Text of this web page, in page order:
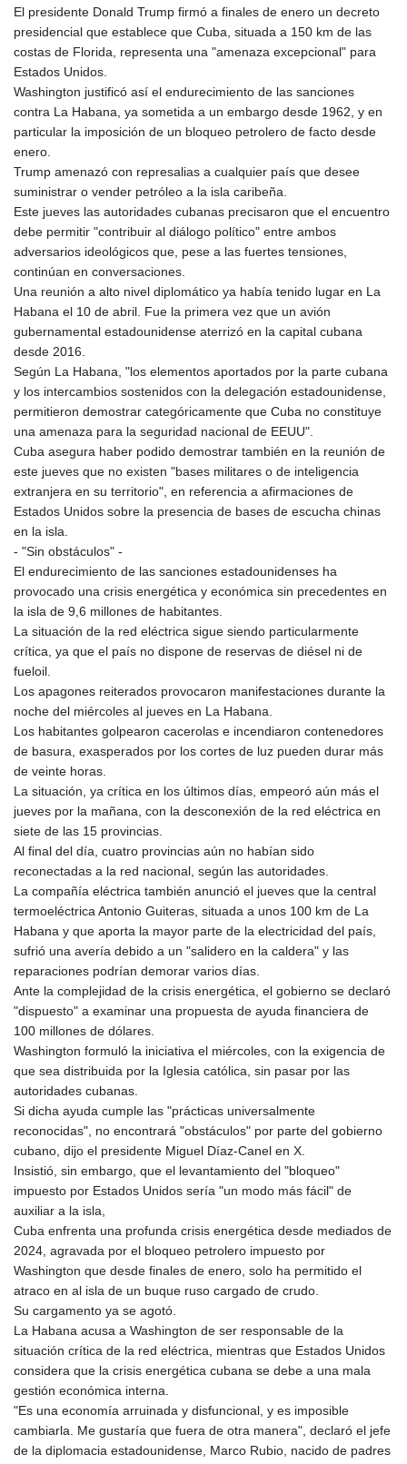
El presidente Donald Trump firmó a finales de enero un decreto
presidencial que establece que Cuba, situada a 150 km de las
costas de Florida, representa una "amenaza excepcional" para
Estados Unidos.
Washington justificó así el endurecimiento de las sanciones
contra La Habana, ya sometida a un embargo desde 1962, y en
particular la imposición de un bloqueo petrolero de facto desde
enero.
Trump amenazó con represalias a cualquier país que desee
suministrar o vender petróleo a la isla caribeña.
Este jueves las autoridades cubanas precisaron que el encuentro
debe permitir "contribuir al diálogo político" entre ambos
adversarios ideológicos que, pese a las fuertes tensiones,
continúan en conversaciones.
Una reunión a alto nivel diplomático ya había tenido lugar en La
Habana el 10 de abril. Fue la primera vez que un avión
gubernamental estadounidense aterrizó en la capital cubana
desde 2016.
Según La Habana, "los elementos aportados por la parte cubana
y los intercambios sostenidos con la delegación estadounidense,
permitieron demostrar categóricamente que Cuba no constituye
una amenaza para la seguridad nacional de EEUU".
Cuba asegura haber podido demostrar también en la reunión de
este jueves que no existen "bases militares o de inteligencia
extranjera en su territorio", en referencia a afirmaciones de
Estados Unidos sobre la presencia de bases de escucha chinas
en la isla.
- "Sin obstáculos" -
El endurecimiento de las sanciones estadounidenses ha
provocado una crisis energética y económica sin precedentes en
la isla de 9,6 millones de habitantes.
La situación de la red eléctrica sigue siendo particularmente
crítica, ya que el país no dispone de reservas de diésel ni de
fueloil.
Los apagones reiterados provocaron manifestaciones durante la
noche del miércoles al jueves en La Habana.
Los habitantes golpearon cacerolas e incendiaron contenedores
de basura, exasperados por los cortes de luz pueden durar más
de veinte horas.
La situación, ya crítica en los últimos días, empeoró aún más el
jueves por la mañana, con la desconexión de la red eléctrica en
siete de las 15 provincias.
Al final del día, cuatro provincias aún no habían sido
reconectadas a la red nacional, según las autoridades.
La compañía eléctrica también anunció el jueves que la central
termoeléctrica Antonio Guiteras, situada a unos 100 km de La
Habana y que aporta la mayor parte de la electricidad del país,
sufrió una avería debido a un "salidero en la caldera" y las
reparaciones podrían demorar varios días.
Ante la complejidad de la crisis energética, el gobierno se declaró
"dispuesto" a examinar una propuesta de ayuda financiera de
100 millones de dólares.
Washington formuló la iniciativa el miércoles, con la exigencia de
que sea distribuida por la Iglesia católica, sin pasar por las
autoridades cubanas.
Si dicha ayuda cumple las "prácticas universalmente
reconocidas", no encontrará "obstáculos" por parte del gobierno
cubano, dijo el presidente Miguel Díaz-Canel en X.
Insistió, sin embargo, que el levantamiento del "bloqueo"
impuesto por Estados Unidos sería "un modo más fácil" de
auxiliar a la isla,
Cuba enfrenta una profunda crisis energética desde mediados de
2024, agravada por el bloqueo petrolero impuesto por
Washington que desde finales de enero, solo ha permitido el
atraco en al isla de un buque ruso cargado de crudo.
Su cargamento ya se agotó.
La Habana acusa a Washington de ser responsable de la
situación crítica de la red eléctrica, mientras que Estados Unidos
considera que la crisis energética cubana se debe a una mala
gestión económica interna.
"Es una economía arruinada y disfuncional, y es imposible
cambiarla. Me gustaría que fuera de otra manera", declaró el jefe
de la diplomacia estadounidense, Marco Rubio, nacido de padres